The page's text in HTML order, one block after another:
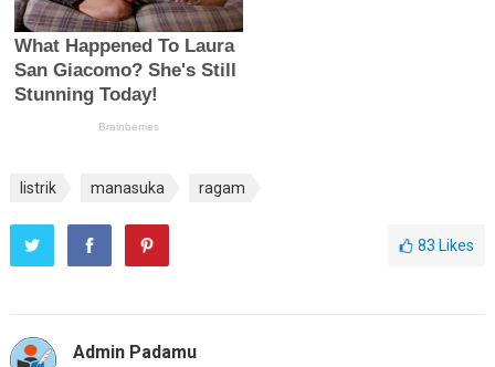
listrik manasuka ragam
83Likes
Admin Padamu